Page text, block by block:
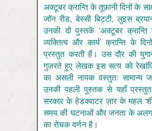
अक्टूबर क्रान्ति के तूफ़ानी दिनों के
जॉन रीड, बेस्सी बिट्टी, लुइस
उनकी दो पुस्तकें ‘अक्टूबर क्रान्ति
व्यक्तित्व और कार्य’ क्रान्ति के
प्रस्तुत करती हैं। उस दौर की
गुज़रते हुए लेखक इस सत्य को
का असली नायक वस्तुतः सामान्य
उनकी पहली पुस्तक से यहाँ
सरकार के हेडक्वाटर ज़ार के महल
समय की घटनाओं और जनता के अलग-
का रोचक वर्णन है।